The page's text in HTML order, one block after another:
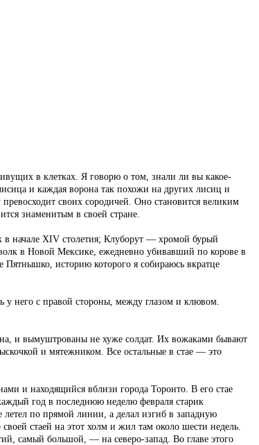
в клетках. Я говорю о том, знали ли вы какое-
и каждая ворона так похожи на других лисиц и
своих сородичей. Оно становится великим
знаменитым в своей стране.
начале XIV столетия; Клуборут — хромой бурый
в Новой Мексике, ежедневно убивавший по корове в
Пятнышко, историю которого я собираюсь вкратце
у него с правой стороны, между глазом и клювом.
и вымуштрованы не хуже солдат. Их вожаками бывают
и мятежником. Все остальные в стае — это
и находящийся вблизи города Торонто. В его стае
год в последнюю неделю февраля старик
по прямой линии, а делал изгиб в западную
стаей на этот холм и жил там около шести недель.
самый большой, — на северо-запад. Во главе этого